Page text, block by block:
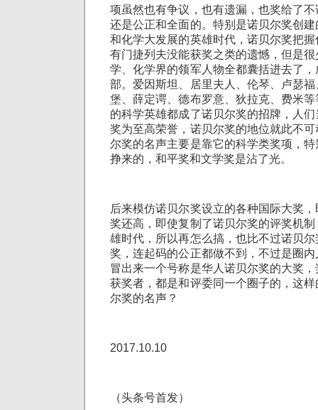
项虽然也有争议，也有遗漏，也奖给了
还是公正和全面的。特别是诺贝尔奖创
和化学大发展的英雄时代，诺贝尔奖把
有门捷列夫没能获奖之类的遗憾，但是
学、化学界的领军人物全都囊括进去了
部。爱因斯坦、居里夫人、伦琴、卢瑟
堡、薛定谔、德布罗意、狄拉克、费米
的科学英雄都成了诺贝尔奖的招牌，人
奖为至高荣誉，诺贝尔奖的地位就此不
尔奖的名声主要是靠它的科学类奖项，
挣来的，和平奖和文学奖是沾了光。
后来模仿诺贝尔奖设立的各种国际大奖
奖还高，即使复制了诺贝尔奖的评奖机
雄时代，所以再怎么搞，也比不过诺贝
奖，连起码的公正都做不到，不过是圈
冒出来一个号称是华人诺贝尔奖的大奖
获奖者，都是和评委同一个圈子的，这
尔奖的名声？
2017.10.10
（头条号首发）